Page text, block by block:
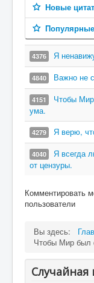
Новые
4376 Я
4840 Важно не
4151
Чтобы
ума.
4279 Я верю,
4040
Я всегда
от цензуры.
Комментировать
пользователи
Вы здесь:
Чтобы Мир был
Случайная